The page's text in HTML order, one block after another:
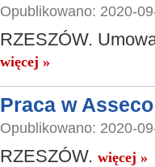
Opublikowano: 2020-
RZESZÓW.
więcej »
Praca w
Opublikowano: 2020-
RZESZÓW. więcej »